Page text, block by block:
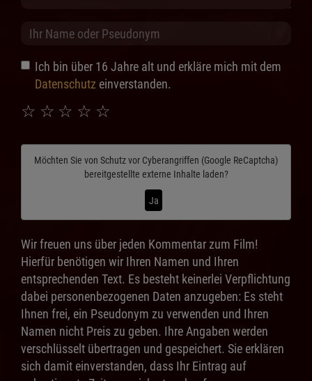
Ich bin über 16 Jahre alt und erkläre mich mit dem
Datenschutz einverstanden.
☆
☆
☆
☆
☆
Möchten Sie von Schutz vor Cyberangriffen (Google ReCaptcha)
bereitgestellte externe Inhalte laden?
Ja
Wir freuen uns über jeden Kommentar zum Film!
Hierfür benötigen wir Ihren Namen und Ihren
entsprechenden Text. Es besteht keinerlei Verpflichtung
dabei personenbezogenen Daten anzugeben: Es steht
Ihnen frei, ein Pseudonym zu verwenden und Ihren
Namen nicht Preis zu geben. Ihre Angaben werden
verschlüsselt übertragen und gespeichert. Sie erklären
sich damit einverstanden, dass Ihr Eintrag auf